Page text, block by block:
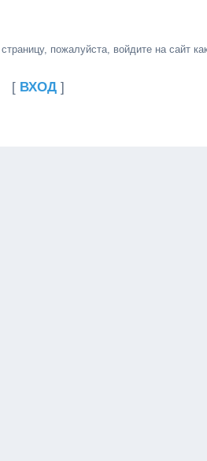
пожалуйста, войдите на сайт
[ ВХОД ]